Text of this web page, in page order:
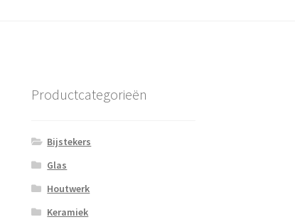
Productcategorieën
Bijstekers
Glas
Houtwerk
Keramiek